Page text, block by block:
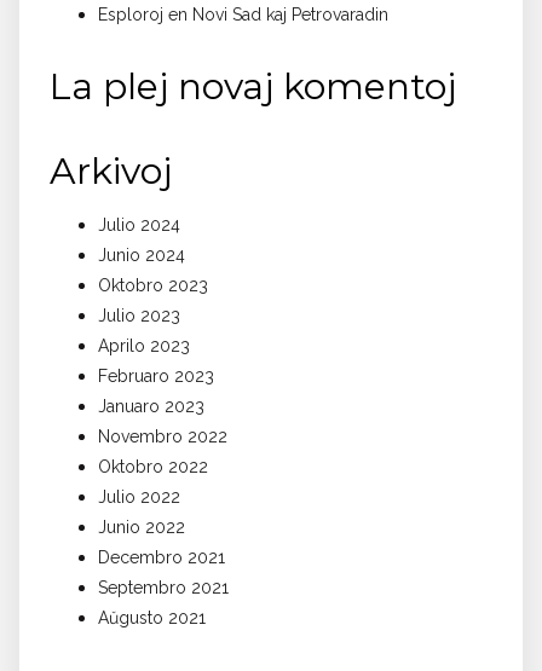
Esploroj en Novi Sad kaj Petrovaradin
La plej novaj komentoj
Arkivoj
Julio 2024
Junio 2024
Oktobro 2023
Julio 2023
Aprilo 2023
Februaro 2023
Januaro 2023
Novembro 2022
Oktobro 2022
Julio 2022
Junio 2022
Decembro 2021
Septembro 2021
Aŭgusto 2021